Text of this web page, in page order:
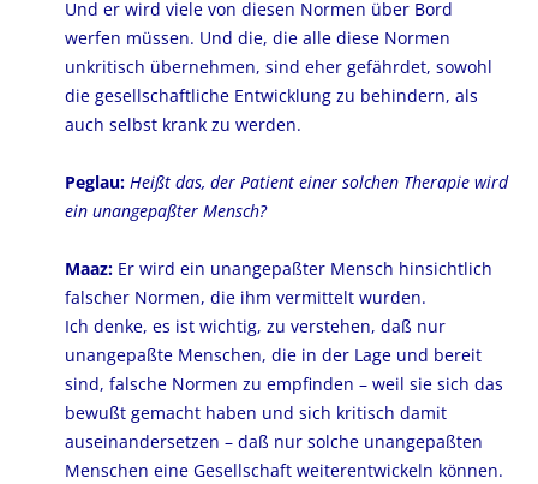
Und er wird viele von diesen Normen über Bord
werfen müssen. Und die, die alle diese Normen
unkritisch übernehmen, sind eher gefährdet, sowohl
die gesellschaftliche Entwicklung zu behindern, als
auch selbst krank zu werden.
Peglau: Heißt das, der Patient einer solchen Therapie wird
ein unangepaßter Mensch?
Maaz: Er wird ein unangepaßter Mensch hinsichtlich
falscher Normen, die ihm vermittelt wurden.
Ich denke, es ist wichtig, zu verstehen, daß nur
unangepaßte Menschen, die in der Lage und bereit
sind, falsche Normen zu empfinden – weil sie sich das
bewußt gemacht haben und sich kritisch damit
auseinandersetzen – daß nur solche unangepaßten
Menschen eine Gesellschaft weiterentwickeln können.